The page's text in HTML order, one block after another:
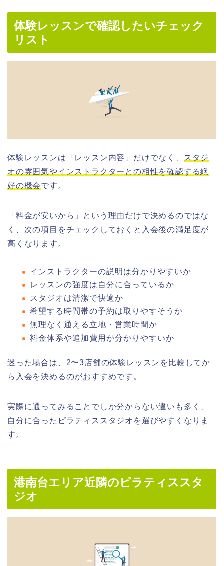
体験レッスンで確認したいチェック
リスト
体験レッスンは「レッスン内容」だけでなく、
スタジ
オの雰囲気やインストラクターとの相性を確認する絶
好の機会です。
「料金が安いから」という理由だけで決めるのではな
く、次の項目をチェックしておくと入会後の満足度が
高くなります。
インストラクターの説明は分かりやすいか
レッスンの強度は自分に合っているか
スタジオは清潔で快適か
希望する時間帯の予約は取りやすそうか
無理なく通える立地・営業時間か
料金体系や追加費用が分かりやすいか
迷った場合は、2〜3店舗の体験レッスンを比較してか
ら入会を決めるのがおすすめです。
実際に通ってみることでしか分からない違いも多く、
自分に合ったピラティススタジオを選びやすくなりま
す。
港南台エリア近隣のピラティススタ
ジオ